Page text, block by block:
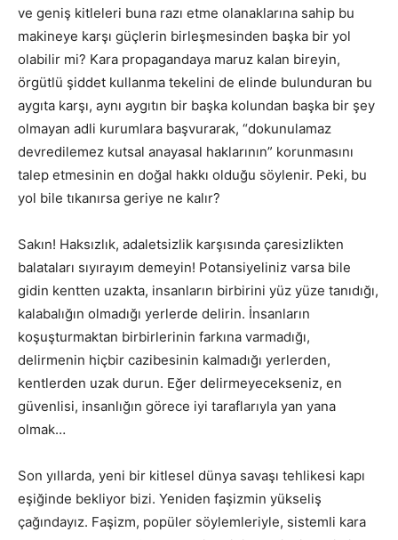
ve geniş kitleleri buna razı etme olanaklarına sahip bu
makineye karşı güçlerin birleşmesinden başka bir yol
olabilir mi? Kara propagandaya maruz kalan bireyin,
örgütlü şiddet kullanma tekelini de elinde bulunduran bu
aygıta karşı, aynı aygıtın bir başka kolundan başka bir şey
olmayan adli kurumlara başvurarak, “dokunulamaz
devredilemez kutsal anayasal haklarının” korunmasını
talep etmesinin en doğal hakkı olduğu söylenir. Peki, bu
yol bile tıkanırsa geriye ne kalır?
Sakın! Haksızlık, adaletsizlik karşısında çaresizlikten
balataları sıyırayım demeyin! Potansiyeliniz varsa bile
gidin kentten uzakta, insanların birbirini yüz yüze tanıdığı,
kalabalığın olmadığı yerlerde delirin. İnsanların
koşuşturmaktan birbirlerinin farkına varmadığı,
delirmenin hiçbir cazibesinin kalmadığı yerlerden,
kentlerden uzak durun. Eğer delirmeyecekseniz, en
güvenlisi, insanlığın görece iyi taraflarıyla yan yana
olmak…
Son yıllarda, yeni bir kitlesel dünya savaşı tehlikesi kapı
eşiğinde bekliyor bizi. Yeniden faşizmin yükseliş
çağındayız. Faşizm, popüler söylemleriyle, sistemli kara